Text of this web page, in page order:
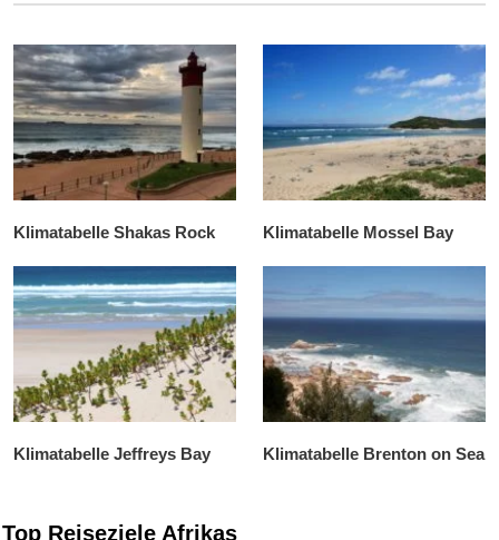
Klimatabelle Shakas Rock Klimatabelle Mossel Bay
Klimatabelle Jeffreys Bay Klimatabelle Brenton on Sea
Top Reiseziele Afrikas